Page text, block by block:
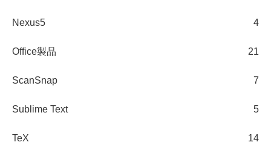
Nexus5 4
Office製品 21
ScanSnap 7
Sublime Text 5
TeX 14